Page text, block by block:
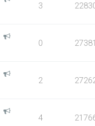
3
0
2
4